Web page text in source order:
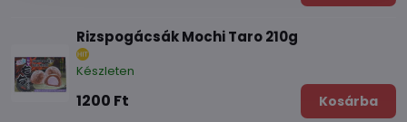
Rizspogácsák Mochi Taro 210g
Készleten
1200 Ft Kosárba